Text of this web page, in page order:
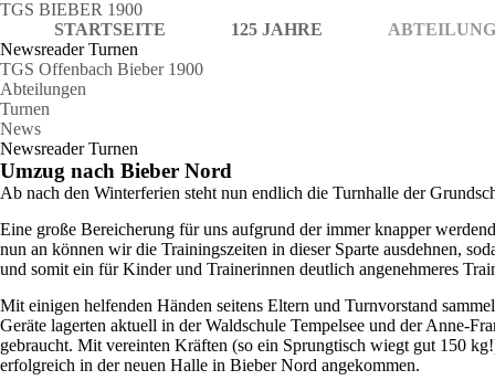
TGS BIEBER 1900
STARTSEITE
125 JAHRE
Newsreader Turnen
TGS Offenbach Bieber 1900
Abteilungen
Turnen
News
Newsreader Turnen
Umzug nach Bieber Nord
Ab nach den Winterferien steht nun endlich die Turnhalle der
Eine große Bereicherung für uns aufgrund der immer knapper
nun an können wir die Trainingszeiten in dieser Sparte ausdehnen,
und somit ein für Kinder und Trainerinnen deutlich angenehmeres
Mit einigen helfenden Händen seitens Eltern und Turnvorstand
Geräte lagerten aktuell in der Waldschule Tempelsee und der Anne-
gebraucht. Mit vereinten Kräften (so ein Sprungtisch wiegt gut 150
erfolgreich in der neuen Halle in Bieber Nord angekommen.